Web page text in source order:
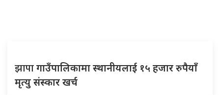
झापागाउँपालिकामा स्थानीयलाई १५ हजार रुपैयाँ
मृत्यु संस्कार खर्च